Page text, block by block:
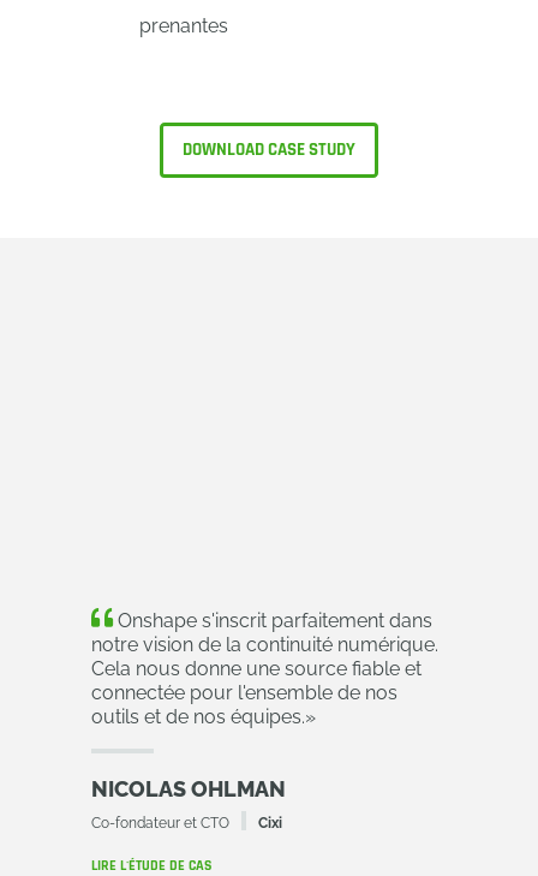
prenantes
DOWNLOAD CASE STUDY
Onshape s'inscrit parfaitement dans
notre vision de la continuité numérique.
Cela nous donne une source fiable et
connectée pour l'ensemble de nos
outils et de nos équipes.»
NICOLAS OHLMAN
Co-fondateur et CTO Cixi
LIRE L'ÉTUDE DE CAS